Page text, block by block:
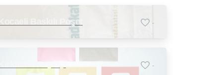
Baskılı Poşet -
Poşetçi -